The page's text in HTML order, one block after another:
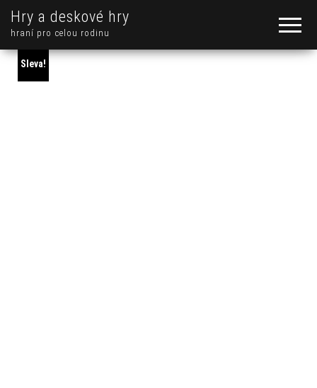
Hry a deskové hry
hraní pro celou rodinu
Sleva!